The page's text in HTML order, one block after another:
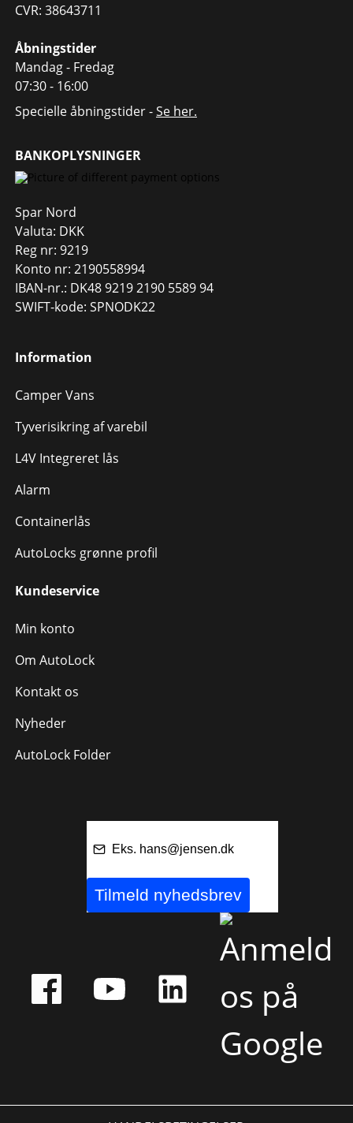
CVR: 38643711
Åbningstider
Mandag - Fredag
07:30 - 16:00
Specielle åbningstider -Se her.
BANKOPLYSNINGER
Spar Nord
Valuta: DKK
Reg nr: 9219
Konto nr: 2190558994
IBAN-nr.: DK48 9219 2190 5589 94
SWIFT-kode: SPNODK22
Information
Camper Vans
Tyverisikring af varebil
L4V Integreret lås
Alarm
Containerlås
AutoLocks grønne profil
Kundeservice
Min konto
Om AutoLock
Kontakt os
Nyheder
AutoLock Folder
Tilmeld nyhedsbrev